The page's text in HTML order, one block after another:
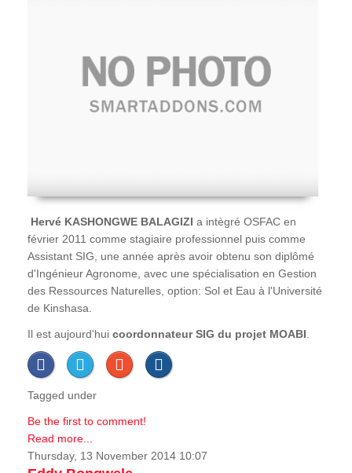
Hervé KASHONGWE BALAGIZI a intègré OSFAC en
février 2011 comme stagiaire professionnel puis comme
Assistant SIG, une année après avoir obtenu son diplômé
d'Ingénieur Agronome, avec une spécialisation en Gestion
des Ressources Naturelles, option: Sol et Eau à l'Université
de Kinshasa.
Il est aujourd'hui coordonnateur SIG du projet MOABI
Tagged under
Be the first to comment!
Read more...
Thursday, 13 November 2014 10:07